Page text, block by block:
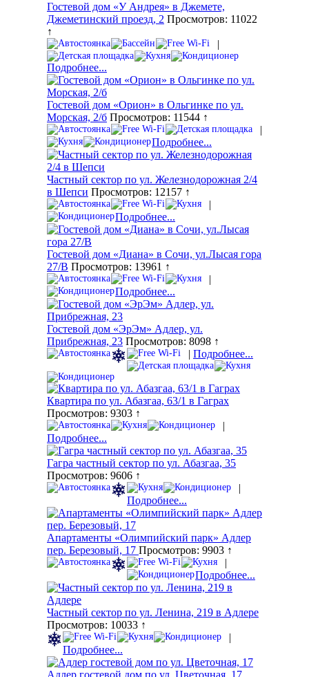
Гостевой дом «У Андрея» в Джемете,
Джеметинский проезд, 2 Просмотров: 11022
↑
|
Подробнее...
Гостевой дом «Орион» в Ольгинке по ул.
Морская, 2/б Просмотров: 11544 ↑
|
Подробнее...
Частный сектор по ул. Железнодорожная 2/4
в Шепси Просмотров: 12157 ↑
|
Подробнее...
Гостевой дом «Диана» в Сочи, ул.Лысая гора
27/В Просмотров: 13961 ↑
|
Подробнее...
Гостевой дом «ЭрЭм» Адлер, ул.
Прибрежная, 23 Просмотров: 8098 ↑
| Подробнее...
Квартира по ул. Абазгаа, 63/1 в Гаграх
Просмотров: 9303 ↑
|
Подробнее...
Гагра частный сектор по ул. Абазгаа, 35
Просмотров: 9606 ↑
|
Подробнее...
Апартаменты «Олимпийский парк» Адлер
пер. Березовый, 17 Просмотров: 9903 ↑
|
Подробнее...
Частный сектор по ул. Ленина, 219 в Адлере
Просмотров: 10033 ↑
|
Подробнее...